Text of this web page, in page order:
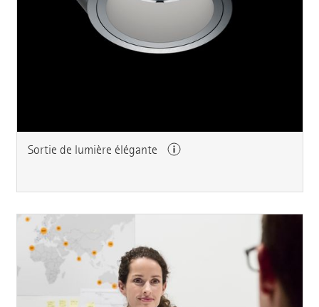
Sortie de lumière élégante